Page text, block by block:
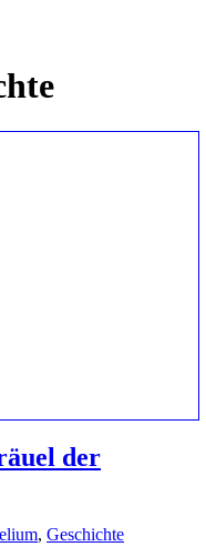
der
, Geschichte